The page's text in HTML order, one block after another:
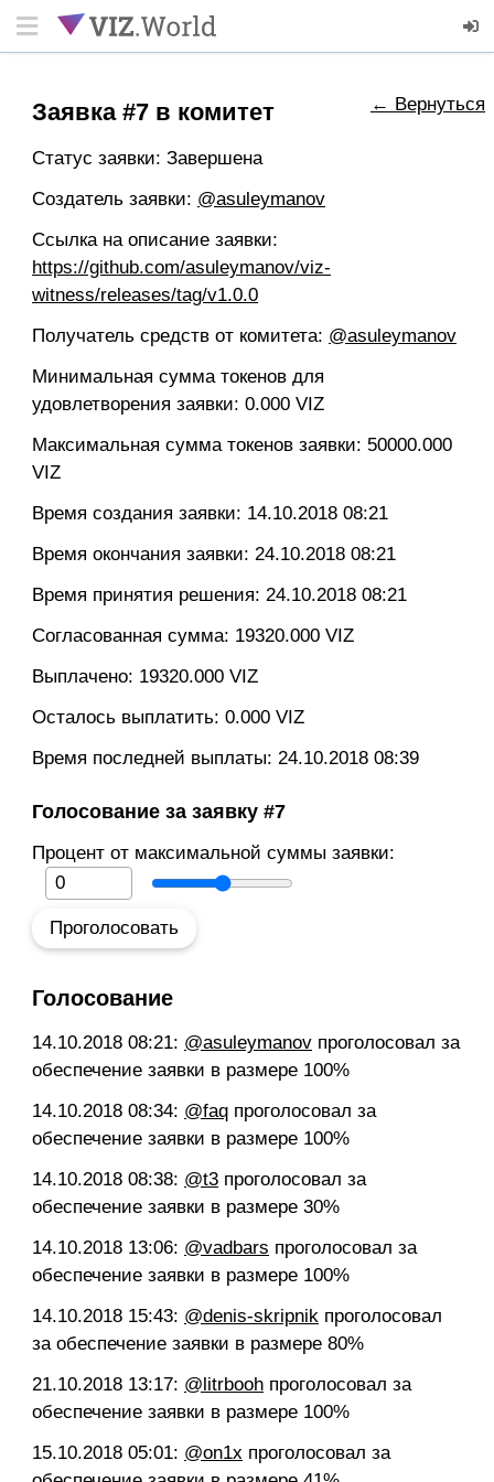
← Вернуться
Заявка #7 в комитет
Статус заявки: Завершена
Создатель заявки: @asuleymanov
Ссылка на описание заявки:
https://github.com/asuleymanov/viz-
witness/releases/tag/v1.0.0
Получатель средств от комитета: @asuleymanov
Минимальная сумма токенов для
удовлетворения заявки: 0.000 VIZ
Максимальная сумма токенов заявки: 50000.000
VIZ
Время создания заявки: 14.10.2018 08:21
Время окончания заявки: 24.10.2018 08:21
Время принятия решения: 24.10.2018 08:21
Согласованная сумма: 19320.000 VIZ
Выплачено: 19320.000 VIZ
Осталось выплатить: 0.000 VIZ
Время последней выплаты: 24.10.2018 08:39
Голосование за заявку #7
Процент от максимальной суммы заявки:
Голосование
14.10.2018 08:21: @asuleymanov проголосовал за
обеспечение заявки в размере 100%
14.10.2018 08:34: @faq проголосовал за
обеспечение заявки в размере 100%
14.10.2018 08:38: @t3 проголосовал за
обеспечение заявки в размере 30%
14.10.2018 13:06: @vadbars проголосовал за
обеспечение заявки в размере 100%
14.10.2018 15:43: @denis-skripnik проголосовал
за обеспечение заявки в размере 80%
21.10.2018 13:17: @litrbooh проголосовал за
обеспечение заявки в размере 100%
15.10.2018 05:01: @on1x проголосовал за